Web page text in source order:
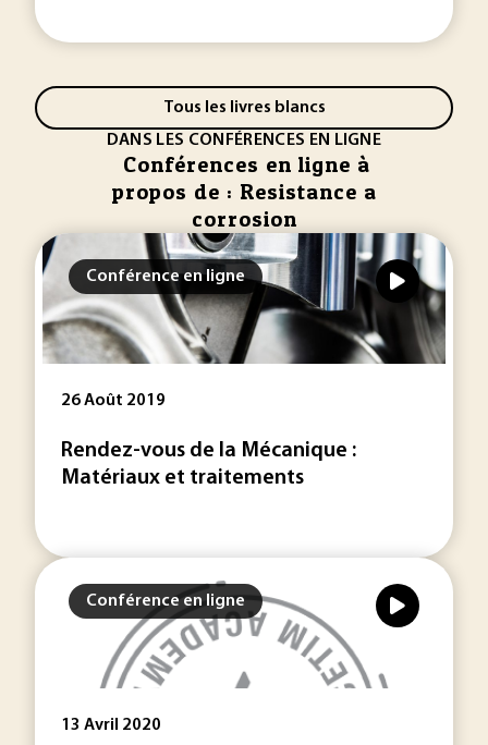
Tous les livres blancs
DANS LES CONFÉRENCES EN LIGNE
Conférences en ligne à
propos de : Resistance a
corrosion
Conférence en ligne
26 Août 2019
Rendez-vous de la Mécanique :
Matériaux et traitements
Conférence en ligne
13 Avril 2020